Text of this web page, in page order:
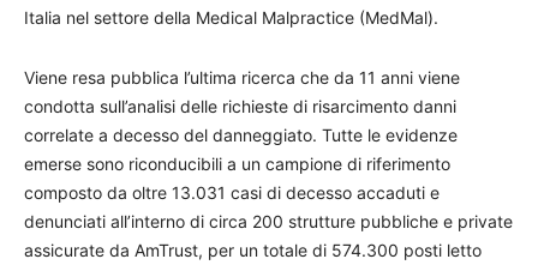
Italia nel settore della Medical Malpractice (MedMal).
Viene resa pubblica l’ultima ricerca che da 11 anni viene
condotta sull’analisi delle richieste di risarcimento danni
correlate a decesso del danneggiato. Tutte le evidenze
emerse sono riconducibili a un campione di riferimento
composto da oltre 13.031 casi di decesso accaduti e
denunciati all’interno di circa 200 strutture pubbliche e private
assicurate da AmTrust, per un totale di 574.300 posti letto